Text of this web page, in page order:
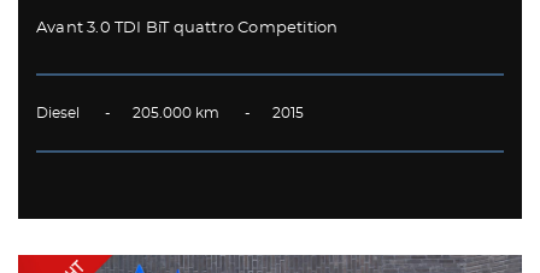
Avant 3.0 TDI BiT quattro Competition
Diesel - 205.000 km - 2015